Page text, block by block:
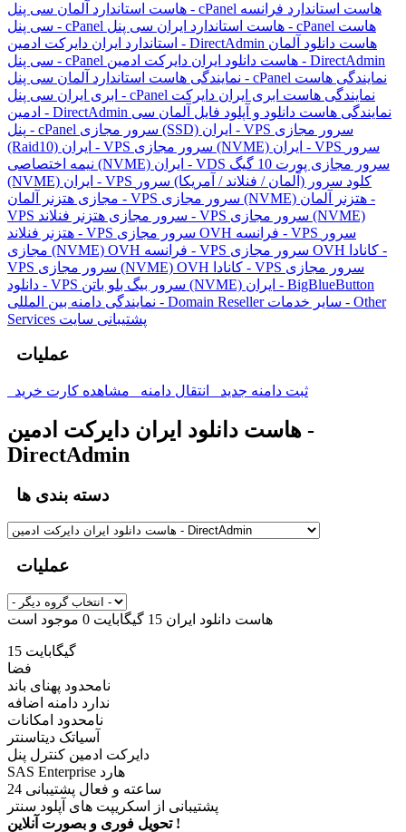
هاست استاندارد آلمان سی پنل - cPanel هاست استاندارد فرانسه
سی پنل - cPanel
هاست استاندارد ایران سی پنل - cPanel هاست
استاندارد ایران دایرکت ادمین - DirectAdmin هاست دانلود آلمان
سی پنل - cPanel
هاست دانلود ایران دایرکت ادمین - DirectAdmin
نمایندگی هاست استاندارد آلمان سی پنل - cPanel نمایندگی هاست
ابری ایران سی پنل - cPanel نمایندگی هاست ابری ایران دایرکت
ادمین - DirectAdmin نمایندگی هاست دانلود و آپلود فایل آلمان سی
پنل - cPanel
سرور مجازی (SSD) ایران - VPS سرور مجازی
(Raid10) ایران - VPS
سرور مجازی (NVME) ایران - VPS سرور
نیمه اختصاصی (NVME) ایران - VDS سرور مجازی پورت 10 گیگ
(NVME) ایران - VPS
کلود سرور (آلمان / فنلاند / آمریکا) سرور
مجازی هتزنر آلمان - VPS سرور مجازی (NVME) هتزنر آلمان -
VPS
سرور مجازی هتزنر فنلاند - VPS سرور مجازی (NVME)
هتزنر فنلاند - VPS
سرور مجازی OVH فرانسه - VPS سرور
مجازی (NVME) OVH فرانسه - VPS سرور مجازی OVH کانادا -
VPS
سرور مجازی (NVME) OVH کانادا - VPS سرور مجازی
دانلود - VPS
سرور بیگ بلو باتن (NVME) ایران - BigBlueButton
نمایندگی دامنه بین المللی - Domain Reseller سایر خدمات - Other
Services پشتیبانی سایت
عملیات
ثبت دامنه جدید انتقال دامنه مشاهده کارت خرید
هاست دانلود ایران دایرکت ادمین -
DirectAdmin
دسته بندی ها
عملیات
هاست دانلود ایران 15 گیگابایت 0 موجود است
15 گیگابایت
فضا
نامحدود پهنای باند
ندارد دامنه اضافه
نامحدود امکانات
آسیاتک دیتاسنتر
دایرکت ادمین کنترل پنل
SAS Enterprise هارد
24 ساعته و فعال پشتیبانی
پشتیبانی از اسکریپت های آپلود سنتر
تحویل فوری و بصورت آنلاین !